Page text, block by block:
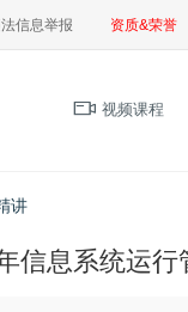
信息举报 资质&荣誉
视频课程
讲
信息系统运